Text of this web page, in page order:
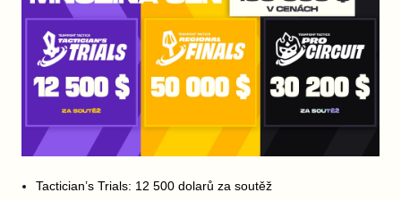
Tactician’s Trials: 12 500 dolarů za soutěž